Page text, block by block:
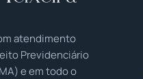
atendimento
Previdenciário
e em todo o